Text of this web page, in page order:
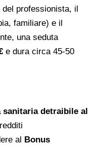
professionista, il
familiare) e il
una seduta
e dura circa 45-50
sanitaria detraibile al
al Bonus